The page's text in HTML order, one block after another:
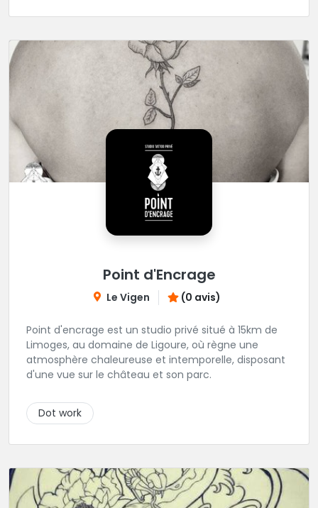
Point d'Encrage
Le Vigen (0 avis)
Point d'encrage est un studio privé situé à 15km de
Limoges, au domaine de Ligoure, où règne une
atmosphère chaleureuse et intemporelle, disposant
d'une vue sur le château et son parc.
Dot work